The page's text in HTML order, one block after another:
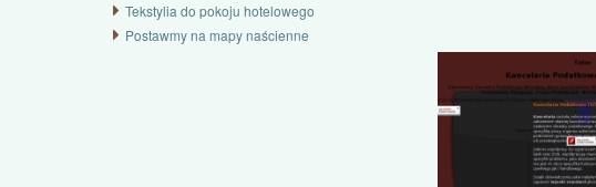
Tekstylia do pokoju hotelowego
Postawmy na mapy naścienne